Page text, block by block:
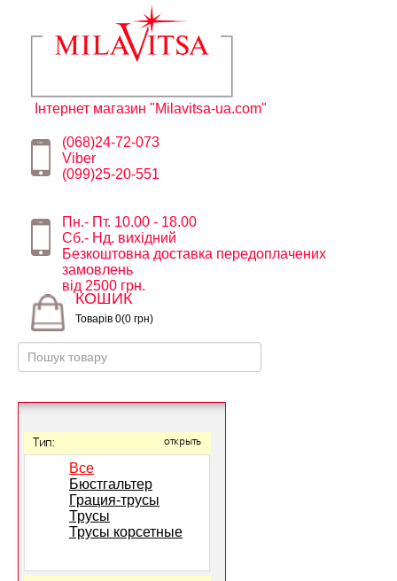
Інтернет магазин "Milavitsa-ua.com"
(068)24-72-073
Viber
(099)25-20-551
Пн.- Пт. 10.00 - 18.00
Сб.- Нд. вихідний
Безкоштовна доставка передоплачених
замовлень
від 2500 грн.
КОШИК
Товарів 0(0 грн)
Тип: открыть
Все
Бюстгальтер
Грация-трусы
Трусы
Трусы корсетные